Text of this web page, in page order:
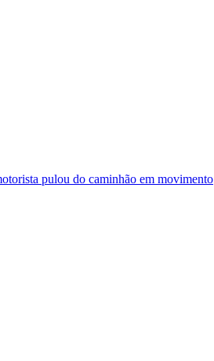
pulou do caminhão em movimento